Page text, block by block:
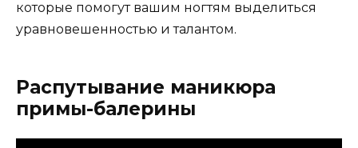
которые помогут вашим ногтям выделиться
уравновешенностью и талантом.
Распутывание маникюра
примы-балерины